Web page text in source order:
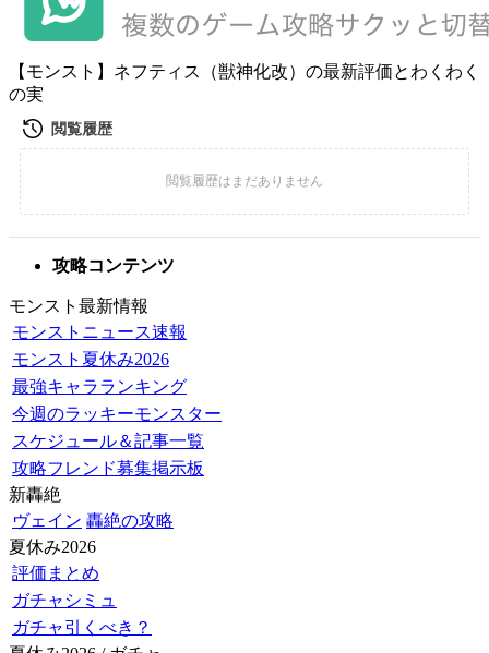
【モンスト】ネフティス（獣神化改）の最新評価とわくわく
の実
攻略コンテンツ
モンスト最新情報
モンストニュース速報
モンスト夏休み2026
最強キャラランキング
今週のラッキーモンスター
スケジュール＆記事一覧
攻略フレンド募集掲示板
新轟絶
ヴェイン 轟絶の攻略
夏休み2026
評価まとめ
ガチャシミュ
ガチャ引くべき？